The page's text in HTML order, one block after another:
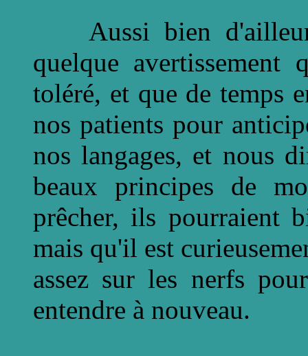
Aussi bien
quelque
toléré, et que de temps
nos patients pour
nos langages, et nous
beaux principes de
prêcher, ils pourraient
mais qu'il est
assez sur les nerfs
entendre à nouveau.